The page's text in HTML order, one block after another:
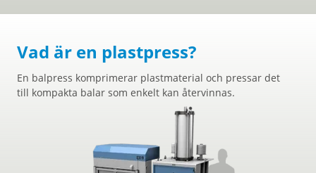
Vad är en plastpress?
En balpress komprimerar plastmaterial och pressar det
till kompakta balar som enkelt kan återvinnas.